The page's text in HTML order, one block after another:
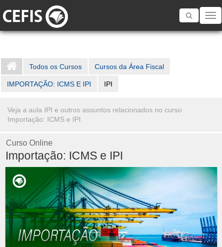
Toggle
Todos os Cursos Cursos da Área Fiscal
IMPORTAÇÃO: ICMS E IPI IPI
Veja a aula IPI e outros assuntos relacionados no curso
Importação: ICMS e IPI
Curso Online
Importação: ICMS e IPI